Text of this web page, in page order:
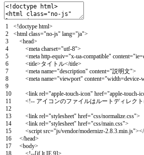
1
2
3
4
5
6
7
8
9
10
11
12
13
14
15
16
17
<!doctype html>
<html class="no-js" lang="ja">
<head>
<meta charset="utf-8">
<meta http-equiv="x-ua-compatible" content=
<title>タイトル</title>
<meta name="description" content="説明文">
<meta name="viewport" content="width=device-
<link rel="apple-touch-icon" href="apple-touch-
<!-- アイコンのファイルはルートディレク
<link rel="stylesheet" href="css/normalize.css">
<link rel="stylesheet" href="css/main.css">
<scriptsrc="js/vendor/modernizr-2.8.3.min.js">
</head>
<body>